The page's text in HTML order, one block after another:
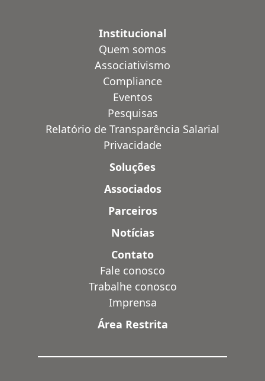
Institucional
Quem somos
Associativismo
Compliance
Eventos
Pesquisas
Relatório de Transparência Salarial
Privacidade
Soluções
Associados
Parceiros
Notícias
Contato
Fale conosco
Trabalhe conosco
Imprensa
Área Restrita